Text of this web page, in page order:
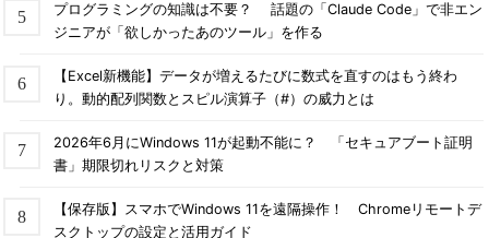
プログラミングの知識は不要？ 話題の「Claude Code」で非エン
ジニアが「欲しかったあのツール」を作る
【Excel新機能】データが増えるたびに数式を直すのはもう終わ
り。動的配列関数とスピル演算子（#）の威力とは
2026年6月にWindows 11が起動不能に？ 「セキュアブート証明
書」期限切れリスクと対策
【保存版】スマホでWindows 11を遠隔操作！ Chromeリモートデ
スクトップの設定と活用ガイド